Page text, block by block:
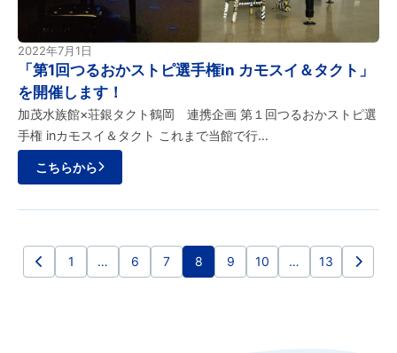
2022年7月1日
「第1回つるおかストピ選手権in カモスイ＆タクト」
を開催します！
加茂水族館×荘銀タクト鶴岡 連携企画 第１回つるおかストピ選
手権 inカモスイ＆タクト これまで当館で行…
こちらから
投
1 … 6 7 8 9 10 … 13